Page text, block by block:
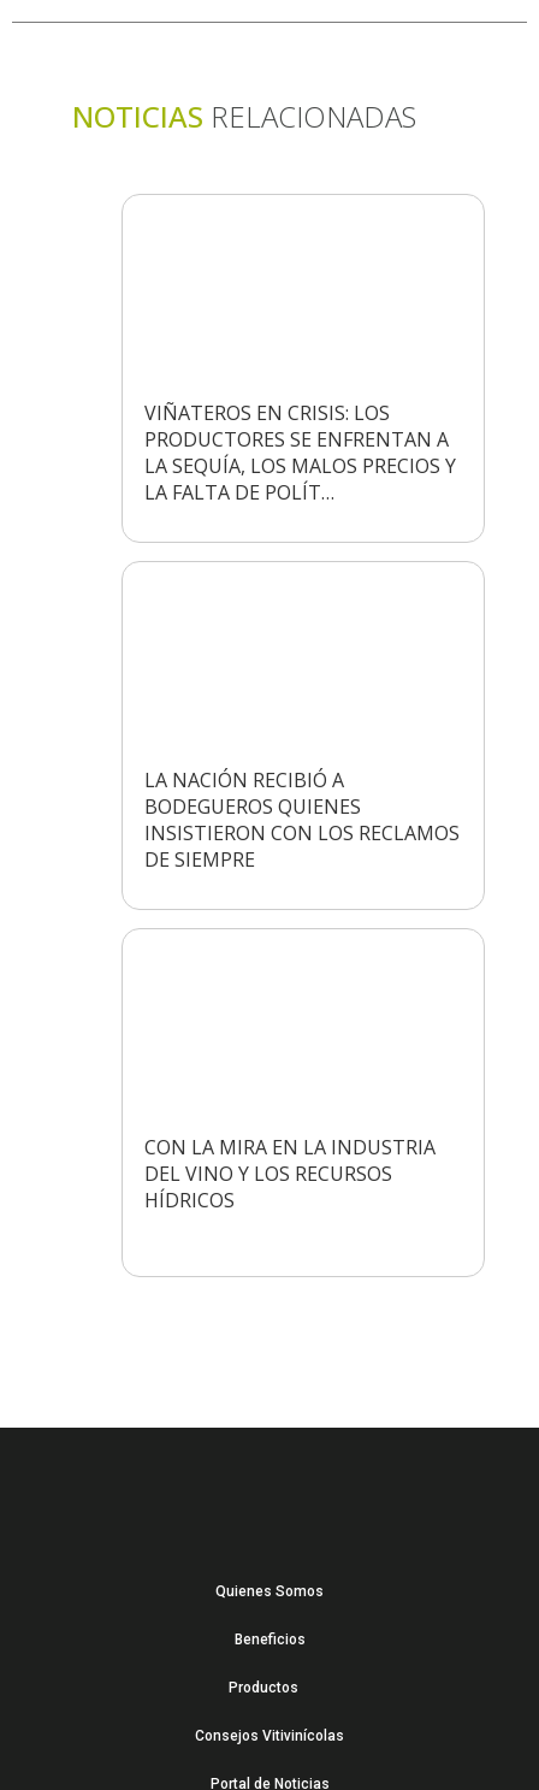
NOTICIAS RELACIONADAS
VIÑATEROS EN CRISIS: LOS
PRODUCTORES SE ENFRENTAN A
LA SEQUÍA, LOS MALOS PRECIOS Y
LA FALTA DE POLÍT…
LA NACIÓN RECIBIÓ A
BODEGUEROS QUIENES
INSISTIERON CON LOS RECLAMOS
DE SIEMPRE
CON LA MIRA EN LA INDUSTRIA
DEL VINO Y LOS RECURSOS
HÍDRICOS
Quienes Somos
Beneficios
Productos
Consejos Vitivinícolas
Portal de Noticias